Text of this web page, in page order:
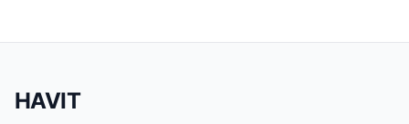
HAVIT